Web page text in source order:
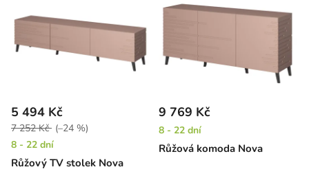
Růžový TV stolek Nova
5 494 Kč
7 252 Kč (–24 %)
8 - 22 dní
Růžová komoda Nova
9 769 Kč
8 - 22 dní